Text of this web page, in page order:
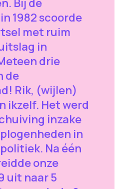
1982 scoorde
met ruim
in
drie
de
Rik, (wijlen)
ikzelf. Het werd
inzake
in
Na één
onze
uit naar 5